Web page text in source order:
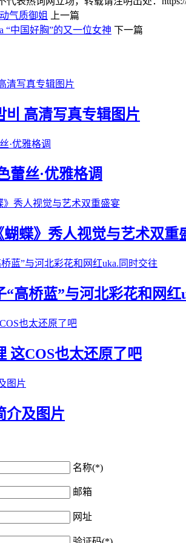
气质御姐
上一篇
“中国好胸”的又一位女神 下一篇
비 高清写真专辑图片
蕾丝·优雅格调
蝴蝶》秀人视觉与艺术双重
“高桥蓝”与河北彩花和网
这COS也太还原了吧
介及图片
名称(*)
邮箱
网址